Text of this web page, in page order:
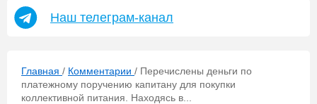
Наш телеграм-канал
Главная / Комментарии / Перечислены деньги по
платежному поручению капитану для покупки
коллективной питания. Находясь в...